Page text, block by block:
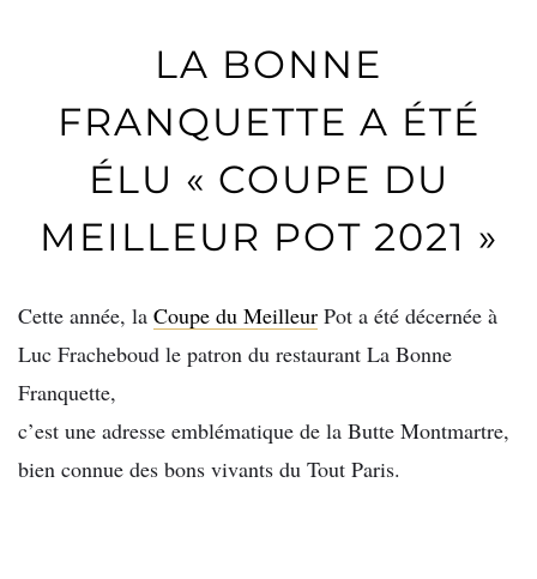
LA BONNE
FRANQUETTE A ÉTÉ
ÉLU « COUPE DU
MEILLEUR POT 2021 »
Cette année, la Coupe du Meilleur Pot a été décernée à
Luc Fracheboud le patron du restaurant La Bonne
Franquette,
c’est une adresse emblématique de la Butte Montmartre,
bien connue des bons vivants du Tout Paris.